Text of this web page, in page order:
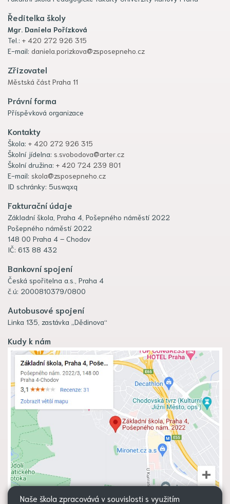
Ředitelka školy
Mgr. Daniela Pořízková
Tel.: + 420 272 926 315
E-mail: daniela.porizkova@zsposepneho.cz
Zřizovatel
Městská část Praha 11
Právní forma
Příspěvková organizace
Kontakty
Škola: + 420 272 926 315
Školní jídelna: s.svobodova@arter.cz
Školní družina: + 420 724 239 801
E-mail: skola@zsposepneho.cz
ID schránky: 5uswqxq
Fakturační údaje
Základní škola, Praha 4, Pošepného náměstí 2022
Pošepného náměstí 2022
148 00 Praha 4 – Chodov
IČ: 613 88 432
Bankovní spojení
Česká spořitelna a.s., Praha 4
č.ú: 2000810379/0800
Autobusové spojení
Linka 135, zastávka „Dědinova“
Kudy k nám
Naše škola zpracovává v souvislosti s využitím